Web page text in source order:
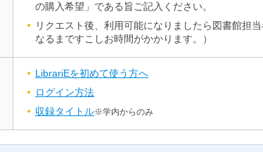
の購入希望」である旨ご記入ください。
リクエスト後、利用可能になりましたら図書館担
なるまですこしお時間がかかります。）
LibrariEを初めて使う方へ
ログイン方法
収録タイトル※学内からのみ